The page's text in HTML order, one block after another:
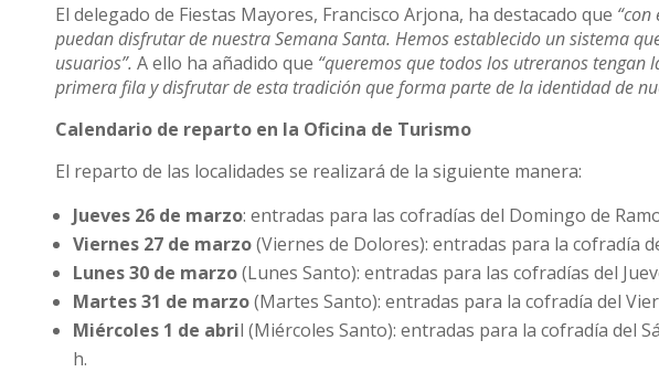
El delegado de Fiestas Mayores, Francisco Arjona, ha destacado que
puedan disfrutar de nuestra Semana Santa. Hemos establecido un sistema
usuarios”. A ello ha añadido que “queremos que todos los utreranos
primera fila y disfrutar de esta tradición que forma parte de la identidad de
Calendario de reparto en la Oficina de Turismo
El reparto de las localidades se realizará de la siguiente manera:
Jueves 26 de marzo: entradas para las cofradías del Domingo de
Viernes 27 de marzo(Viernes de Dolores): entradas para la cofradía
Lunes 30 de marzo(Lunes Santo): entradas para las cofradías del
Martes 31 de marzo(Martes Santo): entradas para la cofradía del
Miércoles 1 de abril (Miércoles Santo): entradas para la cofradía del
h.